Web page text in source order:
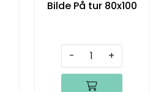
Bilde På tur 80x100
- +